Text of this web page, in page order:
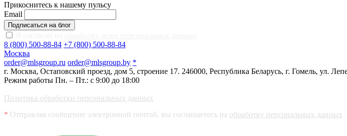
Прикоснитесь к нашему пульсу
Email
Подписаться на блог
8 (800) 500-88-84 +7 (800) 500-88-84
Москва
order@mlsgroup.ru order@mlsgroup.by *
г. Москва, Остаповский проезд, дом 5, строение 17. 246000, Республика Беларусь, г. Гомель, ул.
Режим работы Пн. – Пт.: с 9:00 до 18:00
Политика обработки персональных данных
* Отправляя сообщение электронной почтой, вы соглашаетесь на обработку персональных данных